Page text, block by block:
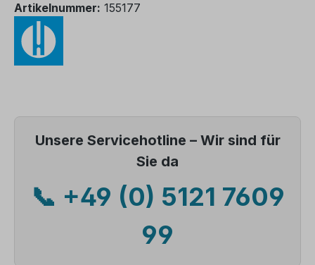
Artikelnummer: 155177
Unsere Servicehotline – Wir sind für
Sie da
📞 +49 (0) 5121 7609
99